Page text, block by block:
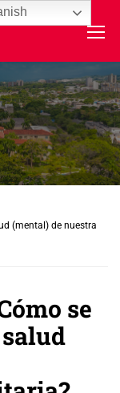
(mental) de nuestra
se